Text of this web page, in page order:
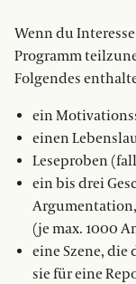
Wenn du
Programm
Folgendes
ein
einen
Leseproben
ein bis drei
(je max. 1000
eine Szene, die
sie für eine